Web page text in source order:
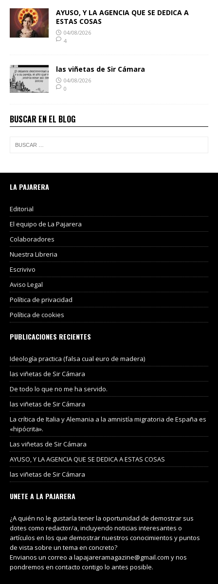
AYUSO, Y LA AGENCIA QUE SE DEDICA A
ESTAS COSAS
04/08/2026
4
las viñetas de Sir Cámara
04/08/2026
0
BUSCAR EN EL BLOG
LA PAJARERA
Editorial
El equipo de La Pajarera
Colaboradores
Nuestra Libreria
Escrivivo
Aviso Legal
Política de privacidad
Política de cookies
PUBLICACIONES RECIENTES
Ideología practica (falsa cual euro de madera)
las viñetas de Sir Cámara
De todo lo que no me ha servido.
las viñetas de Sir Cámara
La crítica de Italia y Alemania a la amnistía migratoria de España es
«hipócrita».
Las viñetas de Sir Cámara
AYUSO, Y LA AGENCIA QUE SE DEDICA A ESTAS COSAS
las viñetas de Sir Cámara
UNETE A LA PAJARERA
¿A quién no le gustaría tener la oportunidad de demostrar sus
dotes como redactor/a, incluyendo noticias interesantes o
artículos en los que demostrar nuestros conocimientos y puntos
de vista sobre un tema en concreto?
Envianos un correo a lapajareramagazine@gmail.com y nos
pondremos en contacto contigo lo antes posible.